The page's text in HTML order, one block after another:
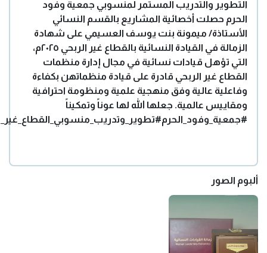
التطوير والتدريب المستمر لمنسوبي جمعية وفود
الحرم حصلت أخصائية المشاريع بالقسم النسائي
الأستاذة/ ميمونة بنت يوسف العسيمي على شهادة
الزمالة في القيادة النسائية بالقطاع غير الربحي ٢٠٢٥م،
التي تؤهل قيادات نسائية في مجال إدارة منظمات
القطاع غير الربحي قادرة على قيادة منظماتهن بكفاءة
وفاعلية عالية وفق منهجية علمية ومنظومة احترافية
ومقاييس عالمية. جعلها الله لها عوناً وتمكيناً
#جمعية_وفود_الحرم
ألبوم الصور